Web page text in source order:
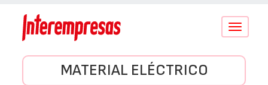
Conmutar
MATERIAL ELÉCTRICO